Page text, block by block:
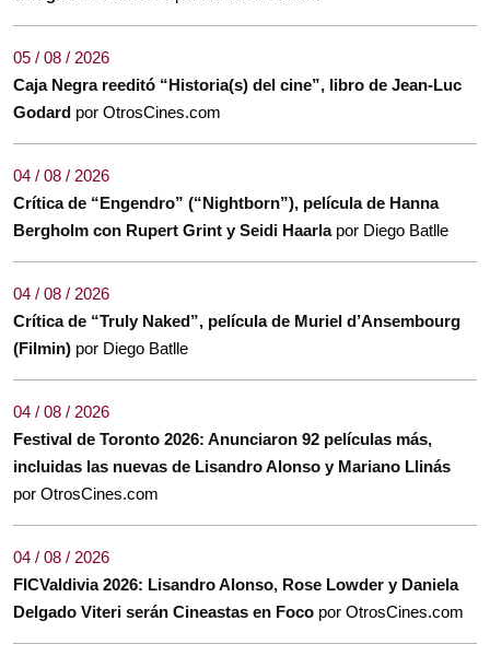
05 / 08 / 2026
Caja Negra reeditó “Historia(s) del cine”, libro de Jean-Luc
Godard por OtrosCines.com
04 / 08 / 2026
Crítica de “Engendro” (“Nightborn”), película de Hanna
Bergholm con Rupert Grint y Seidi Haarla por Diego Batlle
04 / 08 / 2026
Crítica de “Truly Naked”, película de Muriel d’Ansembourg
(Filmin) por Diego Batlle
04 / 08 / 2026
Festival de Toronto 2026: Anunciaron 92 películas más,
incluidas las nuevas de Lisandro Alonso y Mariano Llinás
por OtrosCines.com
04 / 08 / 2026
FICValdivia 2026: Lisandro Alonso, Rose Lowder y Daniela
Delgado Viteri serán Cineastas en Foco por OtrosCines.com